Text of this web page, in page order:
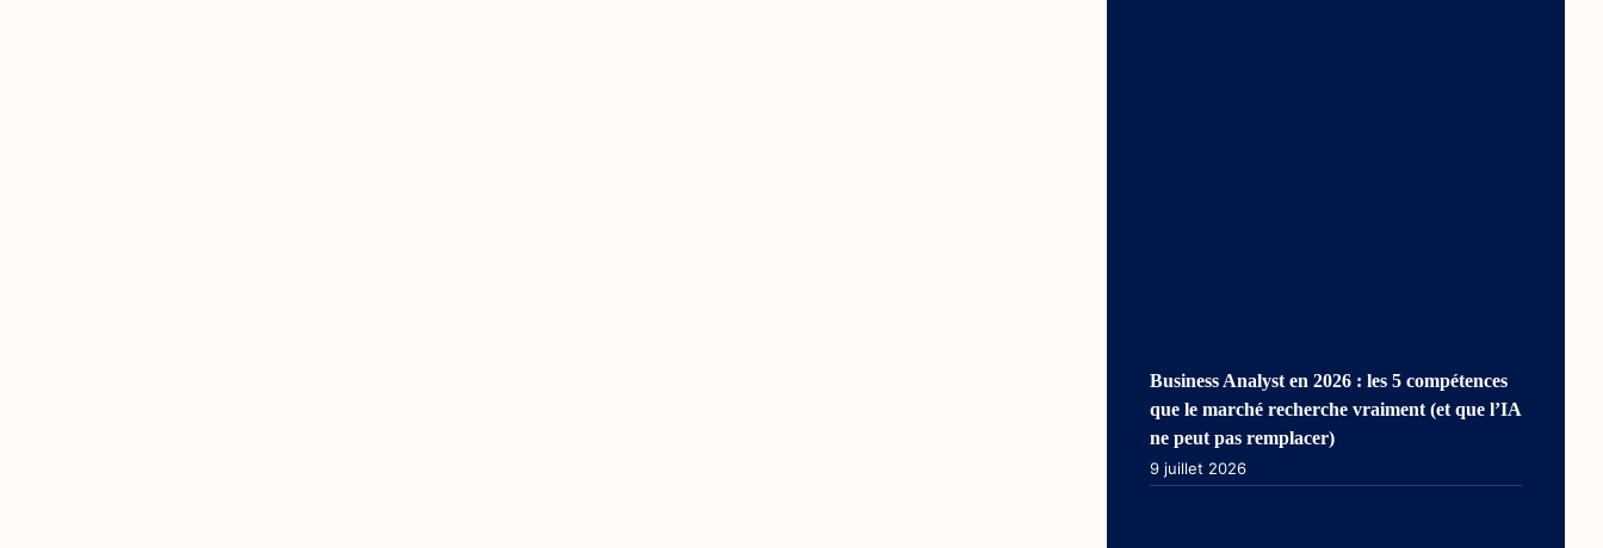
Business Analyst en 2026 : les 5 compétences
que le marché recherche vraiment (et que l’IA
ne peut pas remplacer)
9 juillet 2026